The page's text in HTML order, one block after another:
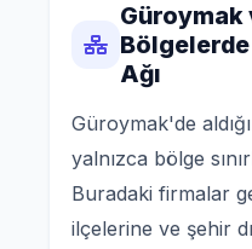
Güroymak
Ağı
Güroymak'de
yalnızca bölge
Buradaki firmalar
ilçelerine ve şehir